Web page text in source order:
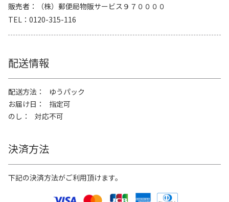
販売者
（株）郵便局物販サービス９７００００
TEL
0120-315-116
配送情報
配送方法
ゆうパック
お届け日
指定可
のし
対応不可
決済方法
下記の決済方法がご利用頂けます。